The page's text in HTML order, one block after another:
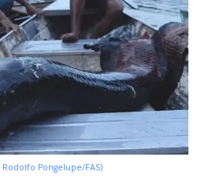
Rodolfo Pongelupe/FAS)